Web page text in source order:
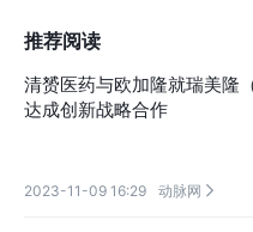
推荐阅读
清赟医药与欧加隆就瑞美隆
达成创新战略合作
2023-11-09 16:29 动脉网 